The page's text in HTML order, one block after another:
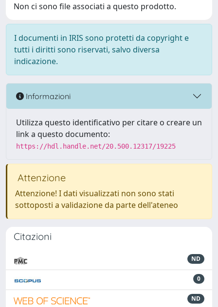
Non ci sono file associati a questo prodotto.
I documenti in IRIS sono protetti da copyright e
tutti i diritti sono riservati, salvo diversa
indicazione.
Informazioni
Utilizza questo identificativo per citare o creare un
link a questo documento:
https://hdl.handle.net/20.500.12317/19225
Attenzione
Attenzione! I dati visualizzati non sono stati
sottoposti a validazione da parte dell'ateneo
Citazioni
ND
0
ND